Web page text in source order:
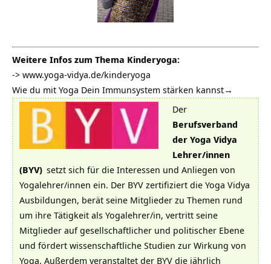
Weitere Infos zum Thema Kinderyoga:
-> www.yoga-vidya.de/kinderyoga
Wie du mit Yoga Dein Immunsystem stärken kannst→
Der
Berufsverband
der Yoga Vidya
Lehrer/innen
(BYV) setzt sich für die Interessen und Anliegen von
Yogalehrer/innen ein. Der BYV zertifiziert die Yoga Vidya
Ausbildungen, berät seine Mitglieder zu Themen rund
um ihre Tätigkeit als Yogalehrer/in, vertritt seine
Mitglieder auf gesellschaftlicher und politischer Ebene
und fördert wissenschaftliche Studien zur Wirkung von
Yoga. Außerdem veranstaltet der BYV die jährlich